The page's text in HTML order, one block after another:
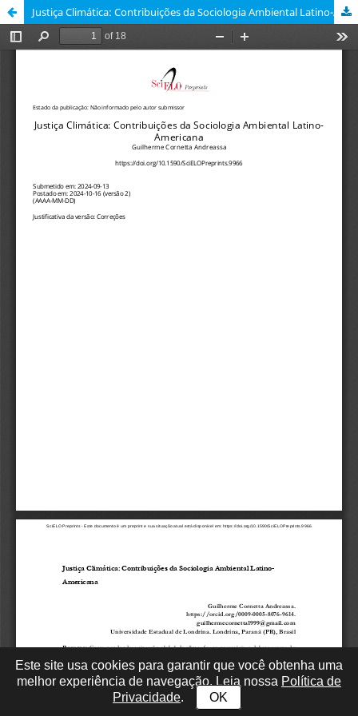
Justiça Climática: Contribuições da Sociologia Ambiental Latino-Americana
Este site usa cookies para garantir que você obtenha uma
melhor experiência de navegação. Leia nossa Política de
Privacidade. OK